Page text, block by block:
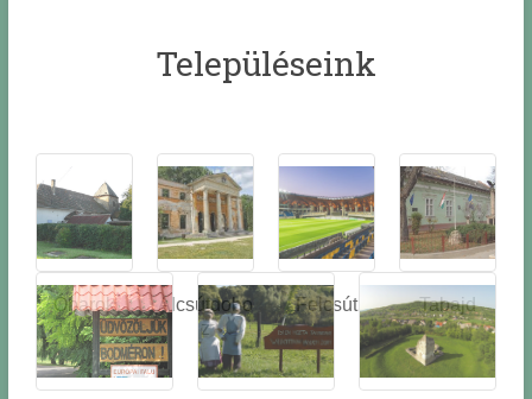
Településeink
Óbarok
Alcsútdobo
z
Felcsút Tabajd